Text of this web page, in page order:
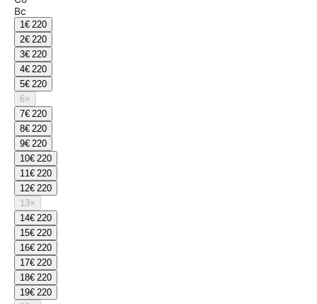
Вс
1€ 220
2€ 220
3€ 220
4€ 220
5€ 220
6×
7€ 220
8€ 220
9€ 220
10€ 220
11€ 220
12€ 220
13×
14€ 220
15€ 220
16€ 220
17€ 220
18€ 220
19€ 220